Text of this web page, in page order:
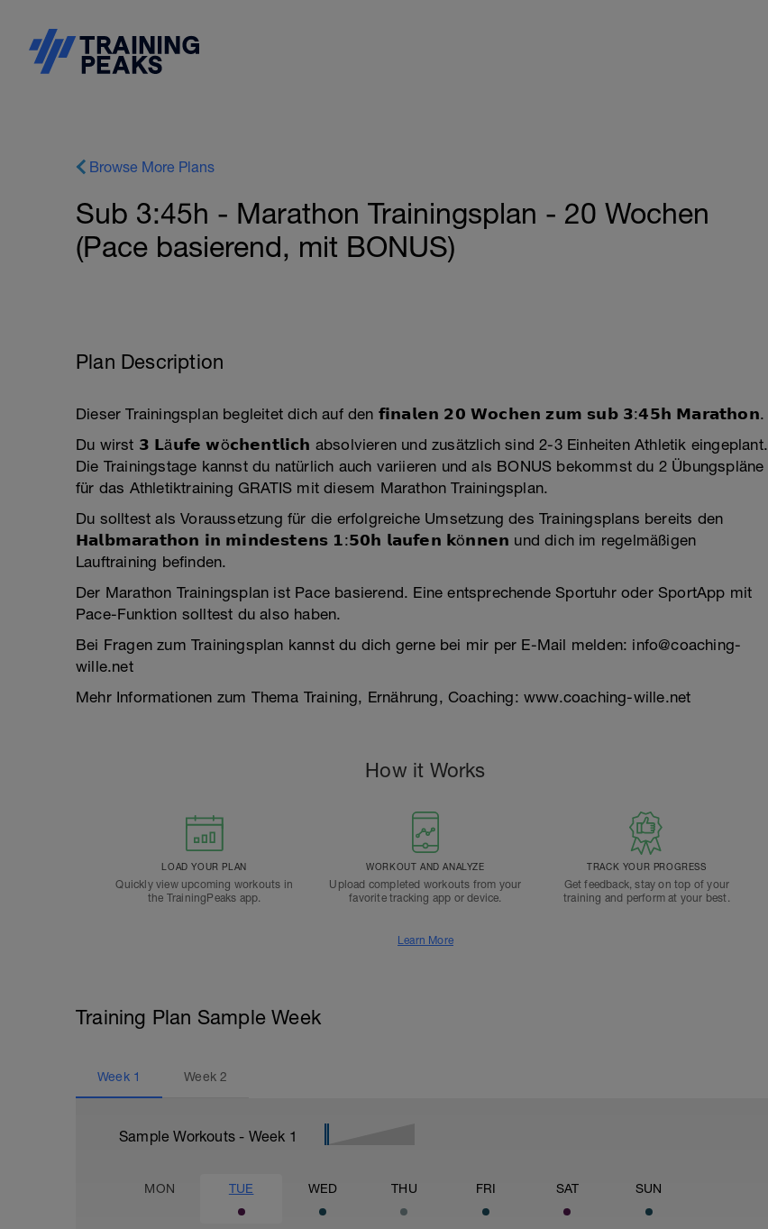
Browse More Plans
Sub 3:45h - Marathon Trainingsplan - 20 Wochen
(Pace basierend, mit BONUS)
Plan Description
Dieser Trainingsplan begleitet dich auf den 𝗳𝗶𝗻𝗮𝗹𝗲𝗻 𝟮𝟬 𝗪𝗼𝗰𝗵𝗲𝗻 𝘇𝘂𝗺 𝘀𝘂𝗯 𝟯:𝟰𝟱𝗵 𝗠𝗮𝗿𝗮𝘁𝗵𝗼𝗻.
Du wirst 𝟯 𝗟ä𝘂𝗳𝗲 𝘄ö𝗰𝗵𝗲𝗻𝘁𝗹𝗶𝗰𝗵 absolvieren und zusätzlich sind 2-3 Einheiten Athletik eingeplant.
Die Trainingstage kannst du natürlich auch variieren und als BONUS bekommst du 2 Übungspläne
für das Athletiktraining GRATIS mit diesem Marathon Trainingsplan.
Du solltest als Voraussetzung für die erfolgreiche Umsetzung des Trainingsplans bereits den
𝗛𝗮𝗹𝗯𝗺𝗮𝗿𝗮𝘁𝗵𝗼𝗻 𝗶𝗻 𝗺𝗶𝗻𝗱𝗲𝘀𝘁𝗲𝗻𝘀 𝟭:𝟱𝟬𝗵 𝗹𝗮𝘂𝗳𝗲𝗻 𝗸ö𝗻𝗻𝗲𝗻 und dich im regelmäßigen
Lauftraining befinden.
Der Marathon Trainingsplan ist Pace basierend. Eine entsprechende Sportuhr oder SportApp mit
Pace-Funktion solltest du also haben.
Bei Fragen zum Trainingsplan kannst du dich gerne bei mir per E-Mail melden: info@coaching-
wille.net
Mehr Informationen zum Thema Training, Ernährung, Coaching: www.coaching-wille.net
How it Works
LOAD YOUR PLAN
Quickly view upcoming workouts in
the TrainingPeaks app.
WORKOUT AND ANALYZE
Upload completed workouts from your
favorite tracking app or device.
TRACK YOUR PROGRESS
Get feedback, stay on top of your
training and perform at your best.
Learn More
Training Plan Sample Week
Week 1 Week2
Sample Workouts - Week 1
MON TUE WED THU FRI SAT SUN